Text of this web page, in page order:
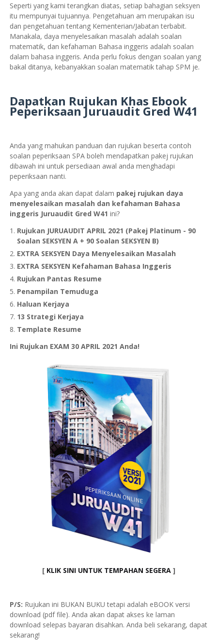
Seperti yang kami terangkan diatas, setiap bahagian seksyen
itu mempunyai tujuannya. Pengetahuan am merupakan isu
dan pengetahuan tentang Kementerian/Jabatan terbabit.
Manakala, daya menyelesaikan masalah adalah soalan
matematik, dan kefahaman Bahasa inggeris adalah soalan
dalam bahasa inggeris. Anda perlu fokus dengan soalan yang
bakal ditanya, kebanyakkan soalan matematik tahap SPM je.
Dapatkan Rujukan Khas Ebook
Peperiksaan Juruaudit Gred W41
Anda yang mahukan panduan dan rujukan beserta contoh
soalan peperiksaan SPA boleh mendapatkan pakej rujukan
dibawah ini untuk persediaan awal anda menghadapi
peperiksaan nanti.
Apa yang anda akan dapat dalam pakej rujukan daya
menyelesaikan masalah dan kefahaman Bahasa
inggeris Juruaudit Gred W41 ini?
Rujukan JURUAUDIT APRIL 2021 (Pakej Platinum - 90
Soalan SEKSYEN A + 90 Soalan SEKSYEN B)
EXTRA SEKSYEN Daya Menyelesaikan Masalah
EXTRA SEKSYEN Kefahaman Bahasa Inggeris
Rujukan Pantas Resume
Penampilan Temuduga
Haluan Kerjaya
13 Strategi Kerjaya
Template Resume
Ini Rujukan EXAM 30 APRIL 2021 Anda!
[ KLIK SINI UNTUK TEMPAHAN SEGERA]
P/S: Rujukan ini BUKAN BUKU tetapi adalah eBOOK versi
download (pdf file). Anda akan dapat akses ke laman
download selepas bayaran disahkan. Anda beli sekarang, dapat
sekarang!